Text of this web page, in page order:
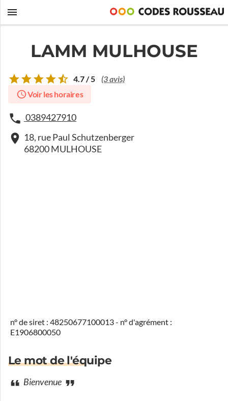
LAMM MULHOUSE
4.7 / 5 (3 avis)
Voir les horaires
0389427910
18, rue Paul Schutzenberger
68200 MULHOUSE
n° de siret : 48250677100013 - n° d'agrément :
E1906800050
Le mot de l'équipe
Bienvenue